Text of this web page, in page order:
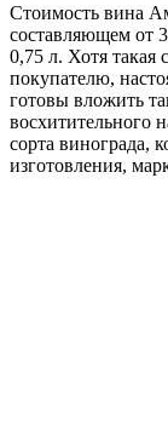
Стоимость вина
составляющем от
0,75 л. Хотя такая
покупателю,
готовы вложить
восхитительного
сорта винограда,
изготовления,